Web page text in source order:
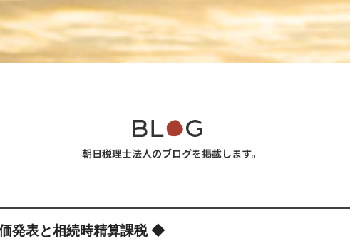
発表と相続時精算課税 ◆